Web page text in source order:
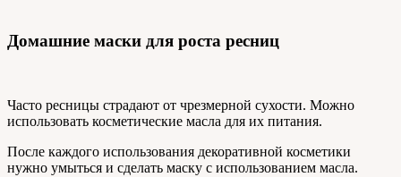
Домашние маски для роста ресниц
Часто ресницы страдают от чрезмерной сухости. Можно
использовать косметические масла для их питания.
После каждого использования декоративной косметики
нужно умыться и сделать маску с использованием масла.